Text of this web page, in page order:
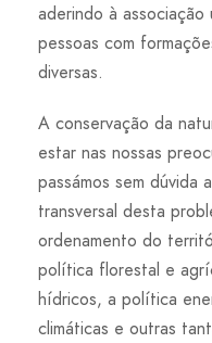
aderindo à associação
pessoas com
diversas.
A conservação da
estar nas nossas
passámos sem dúvida
transversal desta
ordenamento do
política florestal e
hídricos, a política
climáticas e outras